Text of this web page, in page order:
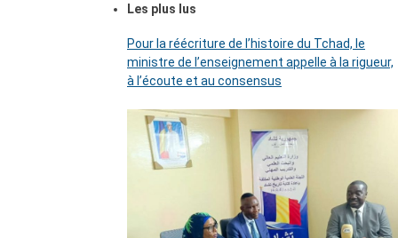
Les plus lus
Pour la réécriture de l’histoire du Tchad, le
ministre de l’enseignement appelle à la rigueur,
à l’écoute et au consensus